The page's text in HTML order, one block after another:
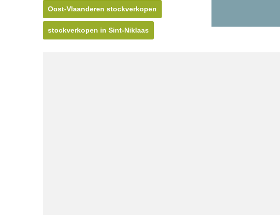
Oost-Vlaanderen stockverkopen
stockverkopen in Sint-Niklaas